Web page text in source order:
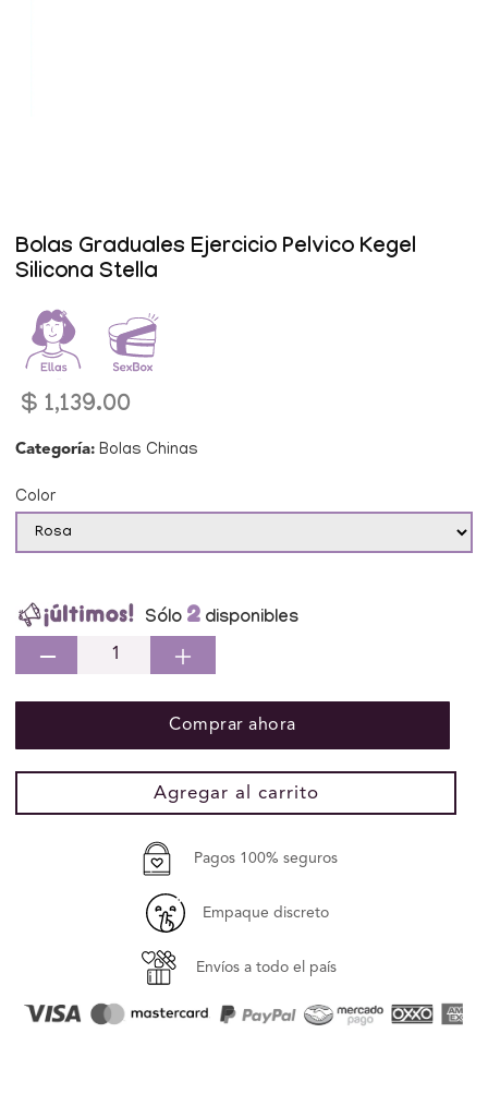
una
ventana
modal
Bolas Graduales Ejercicio Pelvico Kegel
Silicona Stella
Precio
$ 1,139.00
Categoría: Bolas Chinas
Color
Sólo 2 disponibles
Reducir
cantidad
Bolas
Graduales
Ejercicio
Pelvico
Silicona
Aumentar
cantidad
para
Bolas
Graduales
Ejercicio
Pelvico
Kegel
Silicona
Stella
Comprar ahora
Agregar al carrito
Pagos 100% seguros
Empaque discreto
Envíos a todo el país